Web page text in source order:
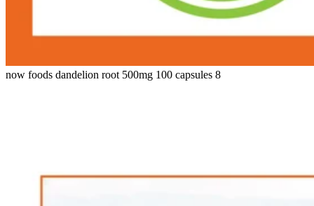
now foods dandelion root 500mg 100 capsules 8